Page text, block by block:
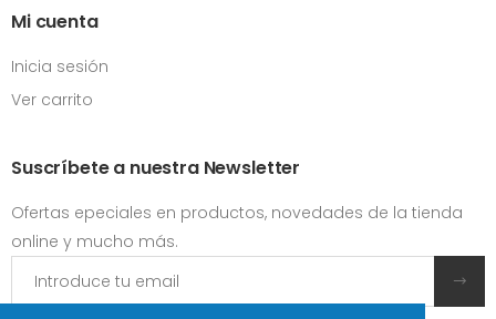
Mi cuenta
Inicia sesión
Ver carrito
Suscríbete a nuestra Newsletter
Ofertas epeciales en productos, novedades de la tienda
online y mucho más.